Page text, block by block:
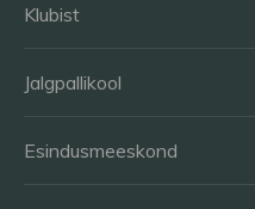
Klubist
Jalgpallikool
Esindusmeeskond